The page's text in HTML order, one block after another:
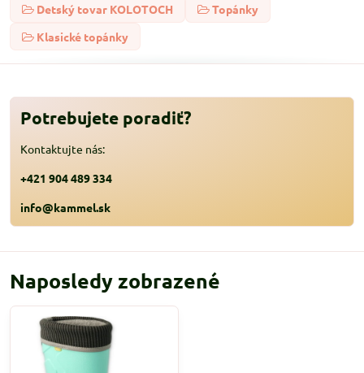
Detský tovar KOLOTOCH
Topánky
Klasické topánky
Potrebujete poradiť?
Kontaktujte nás:
+421 904 489 334
info@kammel.sk
Naposledy zobrazené